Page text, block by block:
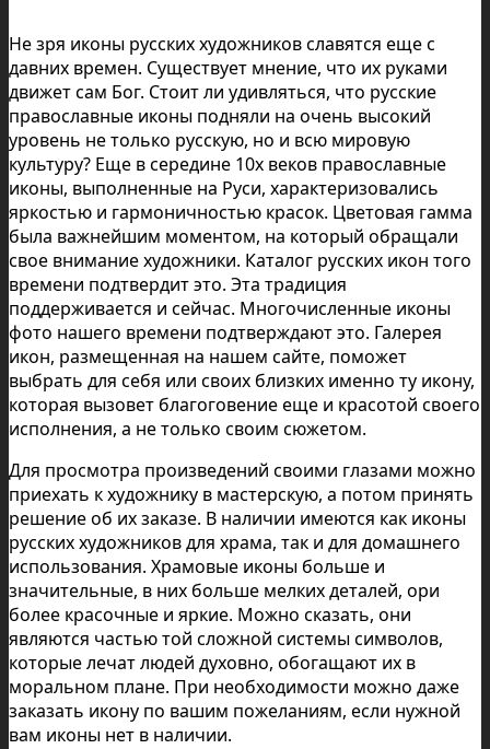
Не зря иконы русских художников славятся еще с
давних времен. Существует мнение, что их руками
движет сам Бог. Стоит ли удивляться, что русские
православные иконы подняли на очень высокий
уровень не только русскую, но и всю мировую
культуру? Еще в середине 10х веков православные
иконы, выполненные на Руси, характеризовались
яркостью и гармоничностью красок. Цветовая гамма
была важнейшим моментом, на который обращали
свое внимание художники. Каталог русских икон того
времени подтвердит это. Эта традиция
поддерживается и сейчас. Многочисленные иконы
фото нашего времени подтверждают это. Галерея
икон, размещенная на нашем сайте, поможет
выбрать для себя или своих близких именно ту икону,
которая вызовет благоговение еще и красотой своего
исполнения, а не только своим сюжетом.
Для просмотра произведений своими глазами можно
приехать к художнику в мастерскую, а потом принять
решение об их заказе. В наличии имеются как иконы
русских художников для храма, так и для домашнего
использования. Храмовые иконы больше и
значительные, в них больше мелких деталей, ори
более красочные и яркие. Можно сказать, они
являются частью той сложной системы символов,
которые лечат людей духовно, обогащают их в
моральном плане. При необходимости можно даже
заказать икону по вашим пожеланиям, если нужной
вам иконы нет в наличии.